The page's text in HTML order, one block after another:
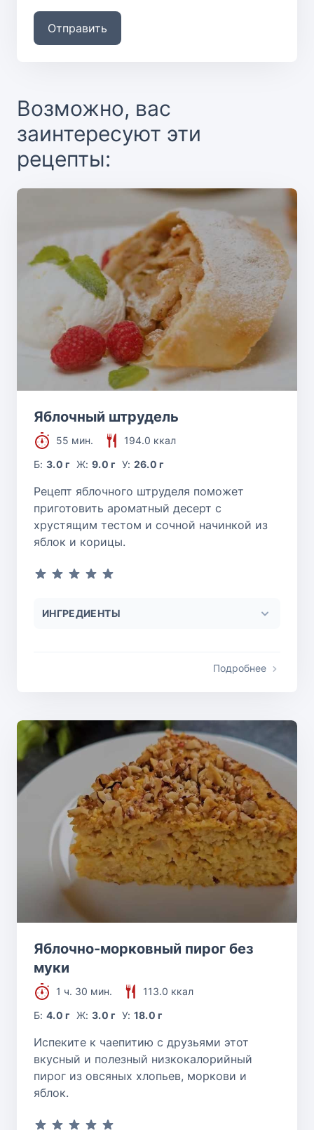
Отправить
Возможно, вас
заинтересуют эти
рецепты:
Яблочный штрудель
55 мин.
194.0 ккал
Б:3.0 г Ж: 9.0 г У: 26.0 г
Рецепт яблочного штруделя поможет
приготовить ароматный десерт с
хрустящим тестом и сочной начинкой из
яблок и корицы.
ИНГРЕДИЕНТЫ
Подробнее
Яблочно-морковный пирог без
муки
1 ч. 30 мин.
113.0 ккал
Б:4.0 г Ж: 3.0 г У: 18.0 г
Испеките к чаепитию с друзьями этот
вкусный и полезный низкокалорийный
пирог из овсяных хлопьев, моркови и
яблок.